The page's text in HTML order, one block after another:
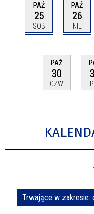
PAŹ
25
SOB
PAŹ
26
NIE
PAŹ
30
CZW
Szukana fraza
Trwające w zakresie: